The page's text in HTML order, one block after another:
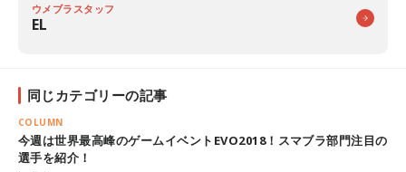
ウメブラスタッフ
EL
同じカテゴリーの記事
COLUMN
今週は世界最高峰のゲームイベントEVO2018！スマブラ部門注目の
選手を紹介！